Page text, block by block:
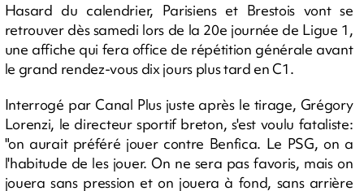
Hasard du calendrier, Parisiens et Brestois vont se
retrouver dès samedi lors de la 20e journée de Ligue 1,
une affiche qui fera office de répétition générale avant
le grand rendez-vous dix jours plus tard en C1.
Interrogé par Canal Plus juste après le tirage, Grégory
Lorenzi, le directeur sportif breton, s'est voulu fataliste:
"on aurait préféré jouer contre Benfica. Le PSG, on a
l'habitude de les jouer. On ne sera pas favoris, mais on
jouera sans pression et on jouera à fond, sans arrière